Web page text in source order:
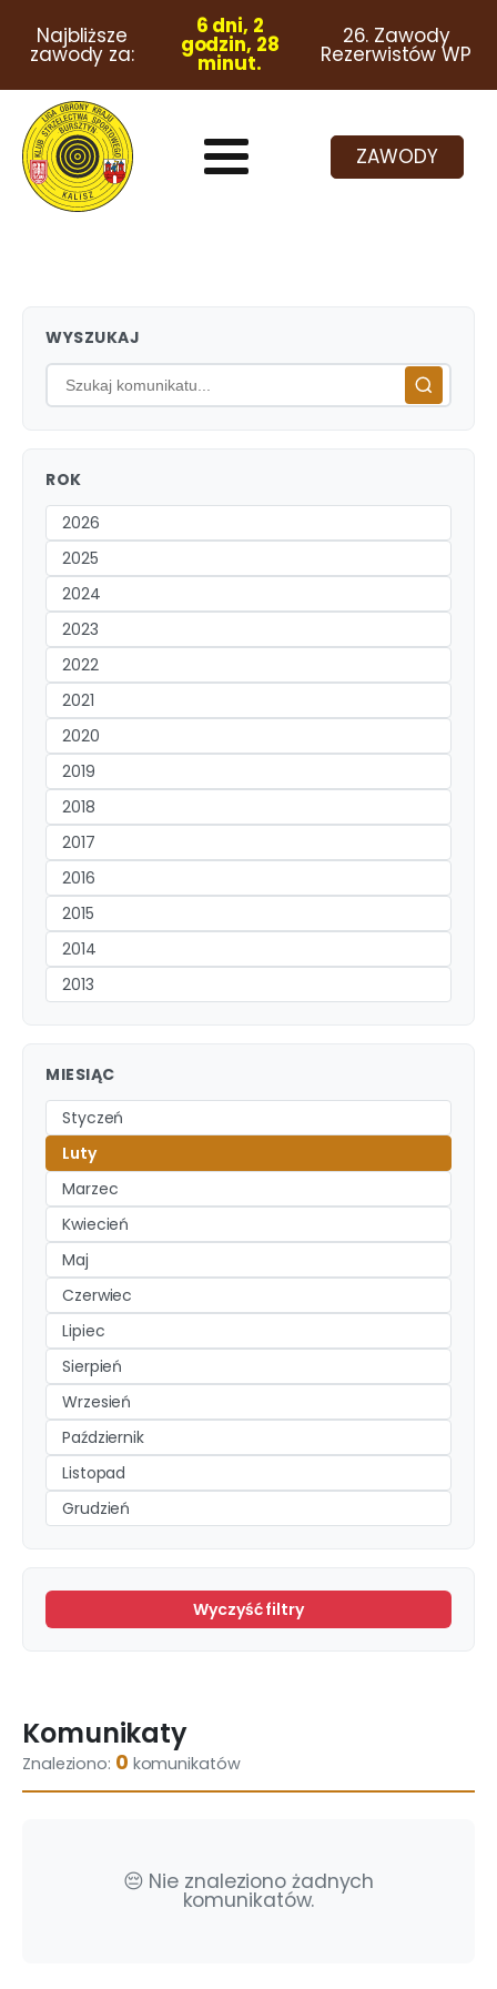
Najbliższe
zawody za:
6 dni, 2
godzin, 28
minut.
26. Zawody
Rezerwistów WP
ZAWODY
WYSZUKAJ
ROK
2026
2025
2024
2023
2022
2021
2020
2019
2018
2017
2016
2015
2014
2013
MIESIĄC
Styczeń
Luty
Marzec
Kwiecień
Maj
Czerwiec
Lipiec
Sierpień
Wrzesień
Październik
Listopad
Grudzień
Wyczyść filtry
Komunikaty
Znaleziono: 0 komunikatów
😔 Nie znaleziono żadnych
komunikatów.